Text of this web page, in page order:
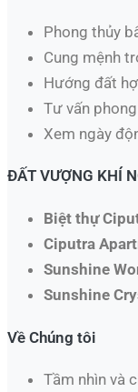
Phong thủy
Cung mệnh
Hướng đất
Tư vấn
Xem ngày
ĐẤT VƯỢNG KHÍ
Biệt thự
Ciputra
Sunshine
Sunshine
Về Chúng tôi
Tầm nhìn và